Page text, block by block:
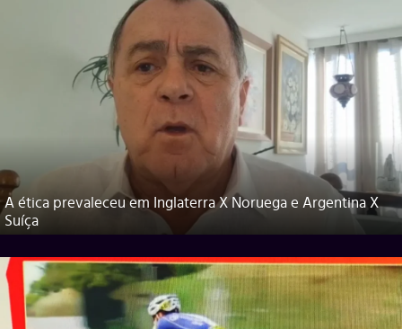
A ética prevaleceu em Inglaterra X Noruega e Argentina X
Suíça